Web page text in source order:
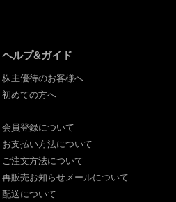
ヘルプ&ガイド
株主優待のお客様へ
初めての方へ
会員登録について
お支払い方法について
ご注文方法について
再販売お知らせメールについて
配送について